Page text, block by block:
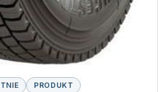
PRODUKT